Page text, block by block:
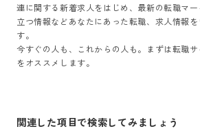
連 に関する新着求人をはじめ、最新の転職マ
立つ情報などあなたにあった転職、求人情報
す。
今すぐの人も、これからの人も。まずは転職
をオススメします。
関連した項目で検索してみましょう